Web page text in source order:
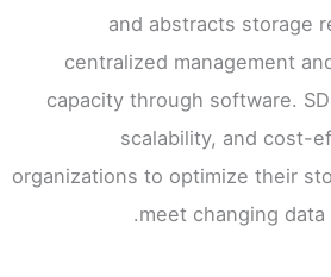
and abstracts storage
centralized management
capacity through software.
scalability, and cost-
organizations to optimize their
meet changing